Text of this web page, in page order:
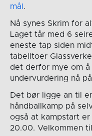
mål.
Nå synes Skrim for
Laget tår med 6
eneste tap siden
tabelltoer
det derfor mye om
undervurdering nå
Det bør ligge an til
håndballkamp på
også at kampstart
20.00. Velkommen